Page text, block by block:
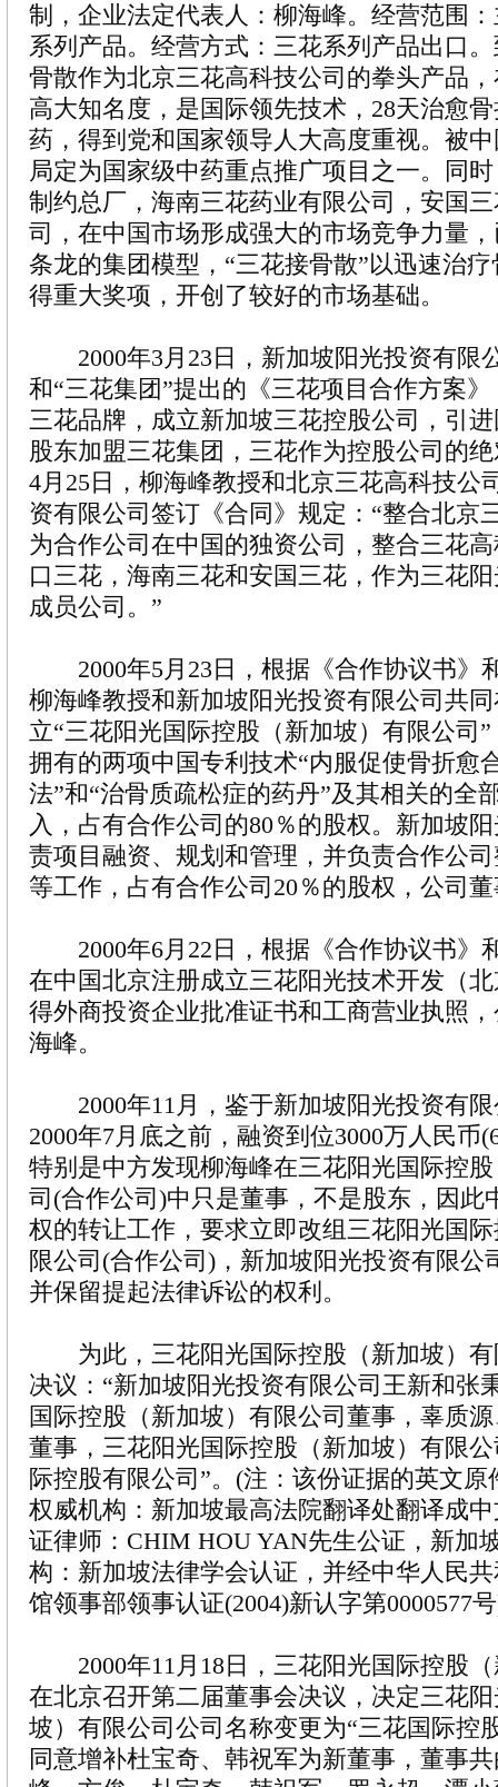
制，企业法定代表人：柳海峰。经营范围
系列产品。经营方式：三花系列产品出口
骨散作为北京三花高科技公司的拳头产品
高大知名度，是国际领先技术，28天治愈
药，得到党和国家领导人大高度重视。被
局定为国家级中药重点推广项目之一。同
制约总厂，海南三花药业有限公司，安国
司，在中国市场形成强大的市场竞争力量
条龙的集团模型，“三花接骨散”以迅速治
得重大奖项，开创了较好的市场基础。
2000年3月23日，新加坡阳光投资有限
和“三花集团”提出的《三花项目合作方案
三花品牌，成立新加坡三花控股公司，引
股东加盟三花集团，三花作为控股公司的
4月25日，柳海峰教授和北京三花高科技公
资有限公司签订《合同》规定：“整合北京
为合作公司在中国的独资公司，整合三花
口三花，海南三花和安国三花，作为三花
成员公司。”
2000年5月23日，根据《合作协议书》
柳海峰教授和新加坡阳光投资有限公司共
立“三花阳光国际控股（新加坡）有限公司
拥有的两项中国专利技术“内服促使骨折愈
法”和“治骨质疏松症的药丹”及其相关的全
入，占有合作公司的80％的股权。新加坡
责项目融资、规划和管理，并负责合作公
等工作，占有合作公司20％的股权，公司
2000年6月22日，根据《合作协议书》
在中国北京注册成立三花阳光技术开发（
得外商投资企业批准证书和工商营业执照
海峰。
2000年11月，鉴于新加坡阳光投资有限
2000年7月底之前，融资到位3000万人民币
特别是中方发现柳海峰在三花阳光国际控
司(合作公司)中只是董事，不是股东，因此
权的转让工作，要求立即改组三花阳光国
限公司(合作公司)，新加坡阳光投资有限公
并保留提起法律诉讼的权利。
为此，三花阳光国际控股（新加坡）有
决议：“新加坡阳光投资有限公司王新和张
国际控股（新加坡）有限公司董事，辜质
董事，三花阳光国际控股（新加坡）有限
际控股有限公司”。(注：该份证据的英文
权威机构：新加坡最高法院翻译处翻译成
证律师：CHIM HOU YAN先生公证，新加
构：新加坡法律学会认证，并经中华人民
馆领事部领事认证(2004)新认字第0000577
2000年11月18日，三花阳光国际控股（
在北京召开第二届董事会决议，决定三花
坡）有限公司公司名称变更为“三花国际控
同意增补杜宝奇、韩祝军为新董事，董事